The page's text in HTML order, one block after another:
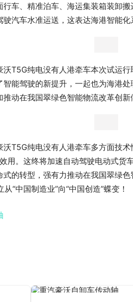
车、精准泊车、海运集装箱装卸
驶汽车水准运送，这表达海港智能